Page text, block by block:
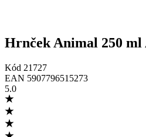
Hrnček Animal 250
Kód 21727
EAN 5907796515273
5.0